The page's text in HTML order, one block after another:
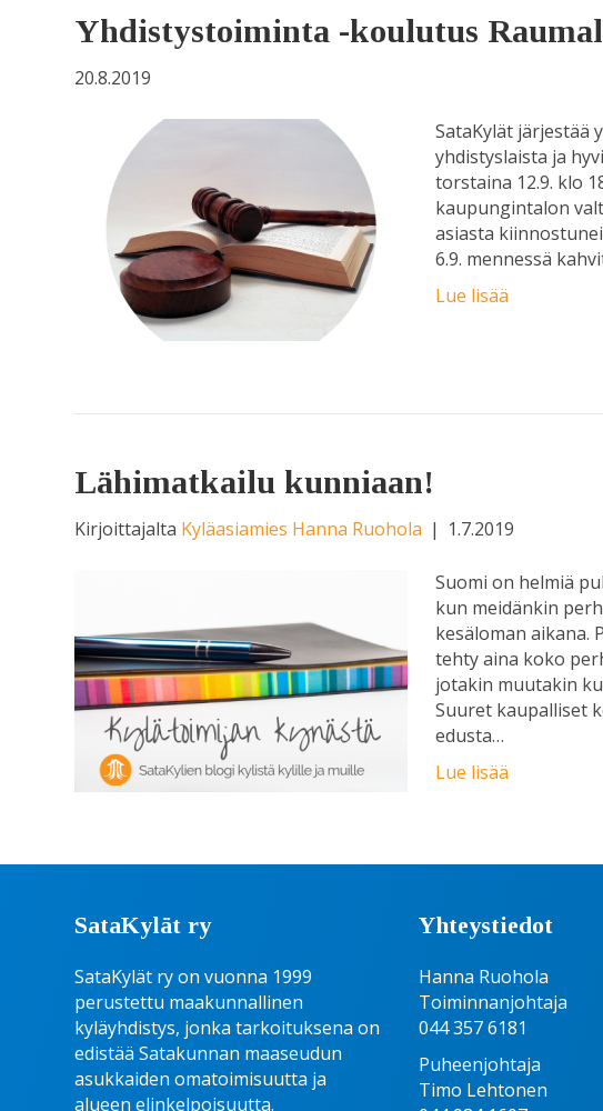
Yhdistystoiminta -koulutus
20.8.2019
SataKylät järjestää
yhdistyslaista ja
torstaina 12.9. klo
kaupungintalon
asiasta
6.9. mennessä
Lue lisää
Lähimatkailu kunniaan!
Kirjoittajalta Kyläasiamies Hanna Ruohola | 1.7.2019
Suomi on helmiä
kun meidänkin
kesäloman aikana.
tehty aina koko
jotakin muutakin
Suuret kaupalliset
edusta…
Lue lisää
SataKylät ry
SataKylät ry on vuonna 1999
perustettu maakunnallinen
kyläyhdistys, jonka tarkoituksena on
edistää Satakunnan maaseudun
asukkaiden omatoimisuutta ja
alueen elinkelpoisuutta.
Yhteystiedot
Hanna Ruohola
Toiminnanjohtaja
044 357 6181
Puheenjohtaja
Timo Lehtonen